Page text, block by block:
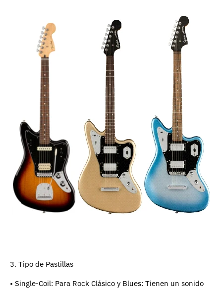
3. Tipo de Pastillas
• Single-Coil: Para Rock Clásico y Blues: Tienen un sonido